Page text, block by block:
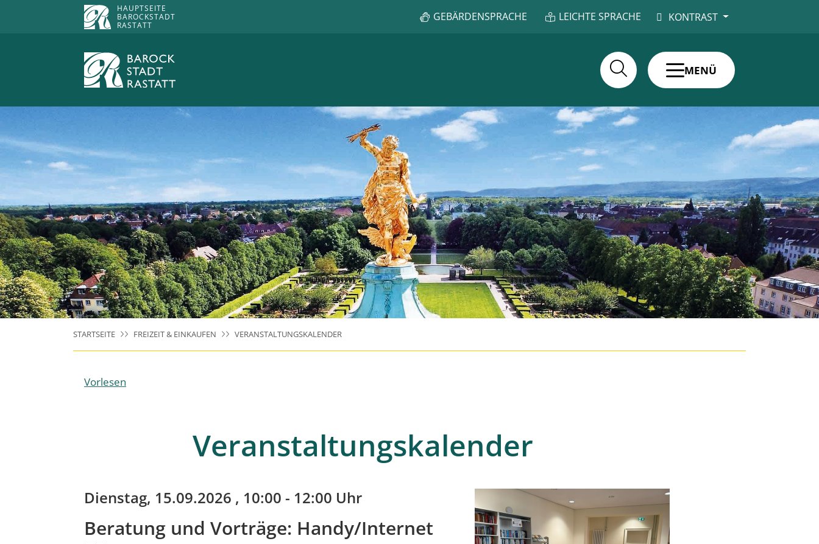
HAUPTSEITE
BAROCKSTADT
RASTATT
GEBÄRDENSPRACHE LEICHTE SPRACHE KONTRAST
MENÜ
STARTSEITE FREIZEIT & EINKAUFEN VERANSTALTUNGSKALENDER
Vorlesen
Veranstaltungskalender
Dienstag, 15.09.2026 , 10:00 - 12:00 Uhr
Beratung und Vorträge: Handy/Internet